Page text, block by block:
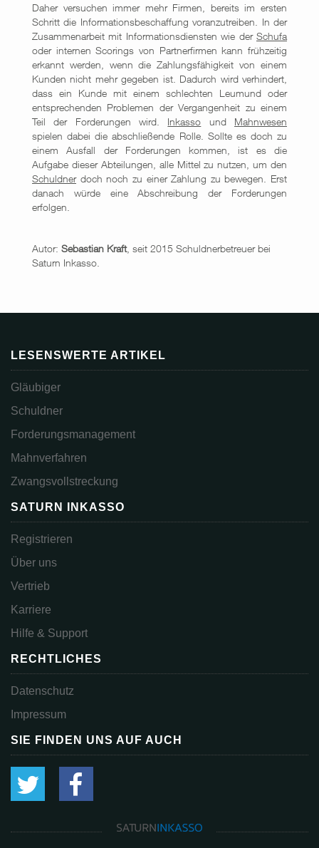
Daher versuchen immer mehr Firmen, bereits im ersten
Schritt die Informationsbeschaffung voranzutreiben. In der
Zusammenarbeit mit Informationsdiensten wie der Schufa
oder internen Scorings von Partnerfirmen kann frühzeitig
erkannt werden, wenn die Zahlungsfähigkeit von einem
Kunden nicht mehr gegeben ist. Dadurch wird verhindert,
dass ein Kunde mit einem schlechten Leumund oder
entsprechenden Problemen der Vergangenheit zu einem
Teil der Forderungen wird. Inkasso und Mahnwesen
spielen dabei die abschließende Rolle. Sollte es doch zu
einem Ausfall der Forderungen kommen, ist es die
Aufgabe dieser Abteilungen, alle Mittel zu nutzen, um den
Schuldnerdoch noch zu einer Zahlung zu bewegen. Erst
danach würde eine Abschreibung der Forderungen
erfolgen.
Autor: Sebastian Kraft, seit 2015 Schuldnerbetreuer bei
Saturn Inkasso.
LESENSWERTE ARTIKEL
Gläubiger
Schuldner
Forderungsmanagement
Mahnverfahren
Zwangsvollstreckung
SATURN INKASSO
Registrieren
Über uns
Vertrieb
Karriere
Hilfe & Support
RECHTLICHES
Datenschutz
Impressum
SIE FINDEN UNS AUF AUCH